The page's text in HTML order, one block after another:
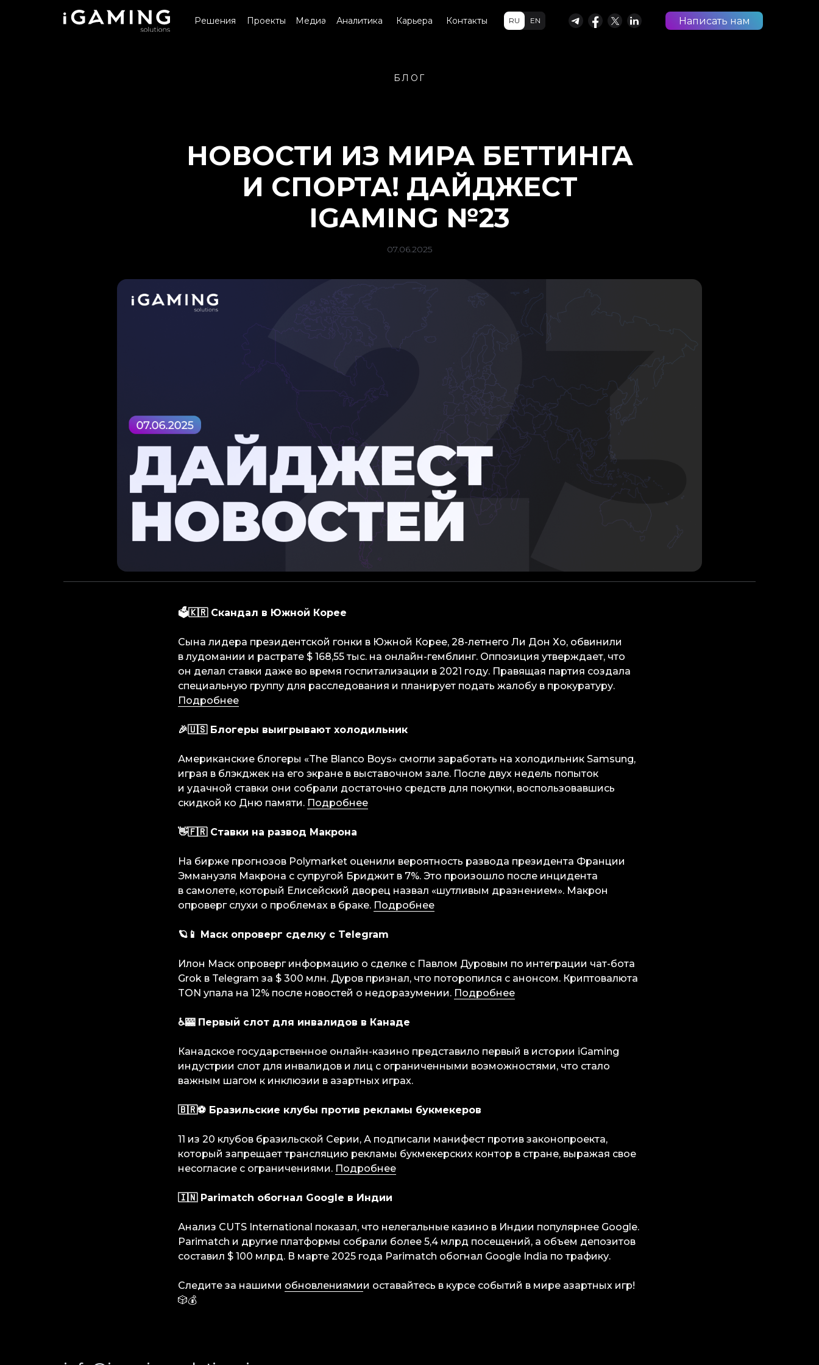
Написать нам
RU EN
Решения Проекты Медиа Аналитика Контакты
Карьера
БЛОГ
НОВОСТИ ИЗ МИРА БЕТТИНГА
И СПОРТА! ДАЙДЖЕСТ
IGAMING №23
07.06.2025
🗳🇰🇷 Скандал в Южной Корее
Сына лидера президентской гонки в Южной Корее, 28-летнего Ли Дон Хо, обвинили
в лудомании и растрате $ 168,55 тыс. на онлайн-гемблинг. Оппозиция утверждает, что
он делал ставки даже во время госпитализации в 2021 году. Правящая партия создала
специальную группу для расследования и планирует подать жалобу в прокуратуру.
Подробнее
🎉🇺🇸 Блогеры выигрывают холодильник
Американские блогеры «The Blanco Boys» смогли заработать на холодильник Samsung,
играя в блэкджек на его экране в выставочном зале. После двух недель попыток
и удачной ставки они собрали достаточно средств для покупки, воспользовавшись
скидкой ко Дню памяти. Подробнее
👋🇫🇷 Ставки на развод Макрона
На бирже прогнозов Polymarket оценили вероятность развода президента Франции
Эммануэля Макрона с супругой Бриджит в 7%. Это произошло после инцидента
в самолете, который Елисейский дворец назвал «шутливым дразнением». Макрон
опроверг слухи о проблемах в браке. Подробнее
🪐📱 Маск опроверг сделку с Telegram
Илон Маск опроверг информацию о сделке с Павлом Дуровым по интеграции чат-бота
Grok в Telegram за $ 300 млн. Дуров признал, что поторопился с анонсом. Криптовалюта
TON упала на 12% после новостей о недоразумении. Подробнее
♿️🎰 Первый слот для инвалидов в Канаде
Канадское государственное онлайн-казино представило первый в истории iGaming
индустрии слот для инвалидов и лиц с ограниченными возможностями, что стало
важным шагом к инклюзии в азартных играх.
🇧🇷⚽️ Бразильские клубы против рекламы букмекеров
11 из 20 клубов бразильской Серии, А подписали манифест против законопроекта,
который запрещает трансляцию рекламы букмекерских контор в стране, выражая свое
несогласие с ограничениями. Подробнее
🇮🇳 Parimatch обогнал Google в Индии
Анализ CUTS International показал, что нелегальные казино в Индии популярнее Google.
Parimatch и другие платформы собрали более 5,4 млрд посещений, а объем депозитов
составил $ 100 млрд. В марте 2025 года Parimatch обогнал Google India по трафику.
Следите за нашими обновлениямии оставайтесь в курсе событий в мире азартных игр!
🎲💰